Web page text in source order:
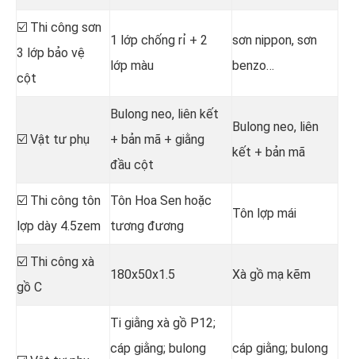
☑️ Thi công sơn
3 lớp bảo vệ
cột
1 lớp chống rỉ + 2
lớp màu
sơn nippon, sơn
benzo…
☑️ Vật tư phụ
Bulong neo, liên kết
+ bản mã + giằng
đầu cột
Bulong neo, liên
kết + bản mã
☑️ Thi công tôn
lợp dày 4.5zem
Tôn Hoa Sen hoặc
tương đương
Tôn lợp mái
☑️ Thi công xà
gồ C
180x50x1.5 Xà gồ mạ kẽm
Ti giằng xà gồ P12;
cáp giằng; bulong
cáp giằng; bulong